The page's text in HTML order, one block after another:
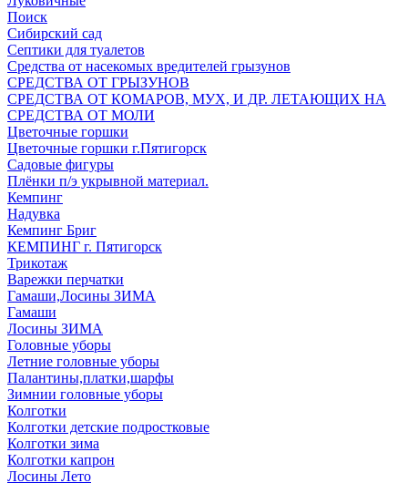
Поиск
Сибирский сад
Септики для туалетов
Средства от насекомых вредителей грызунов
СPEДСТВА ОТ ГРЫЗУНОВ
СРЕДСТВА ОТ КОМАРОВ, МУХ, И ДР. ЛЕТАЮЩИХ НА
СРЕДСТВА ОТ МОЛИ
Цветочные горшки
Цветочные горшки г.Пятигорск
Садовые фигуры
Плёнки п/э укрывной материал.
Кемпинг
Надувка
Кемпинг Бриг
КЕМПИНГ г. Пятигорск
Трикотаж
Варежки перчатки
Гамаши,Лосины ЗИМА
Гамаши
Лосины ЗИМА
Головные уборы
Летние головные уборы
Палантины,платки,шарфы
Зимнии головные уборы
Колготки
Колготки детские подростковые
Колготки зима
Колготки капрон
Лосины Лето